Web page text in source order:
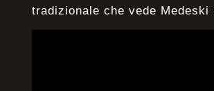
tradizionale che vede